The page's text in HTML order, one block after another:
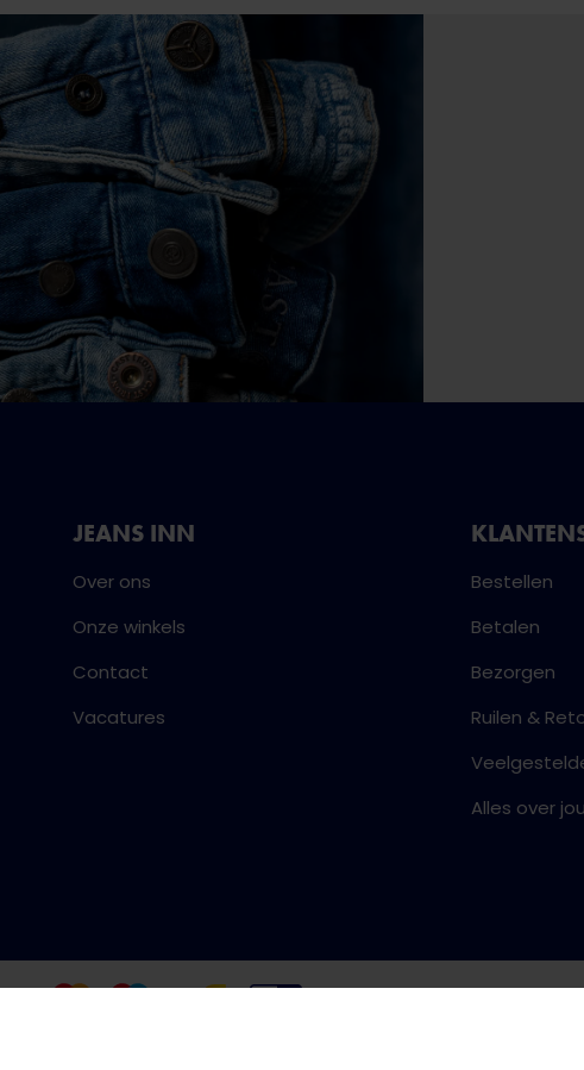
JEANS INN
Over ons
Onze winkels
Contact
Vacatures
Bestellen
Betalen
Bezorgen
Ruilen &
Alles over